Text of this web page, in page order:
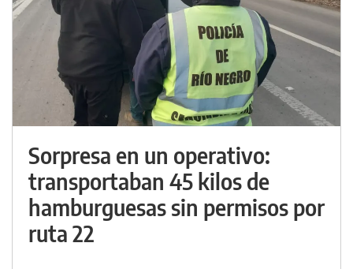
Sorpresa en un operativo:
transportaban 45 kilos de
hamburguesas sin permisos por
ruta 22